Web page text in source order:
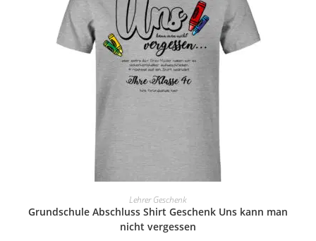
AUSFÜHRUNG WÄHLEN
Lehrer Geschenk
Grundschule Abschluss Shirt Geschenk Uns kann man
nicht vergessen